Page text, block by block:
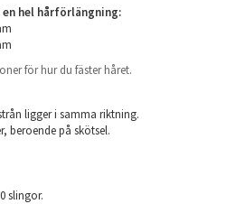
hel hårförlängning:
för hur du fäster håret.
ligger i samma riktning.
beroende på skötsel.
slingor.